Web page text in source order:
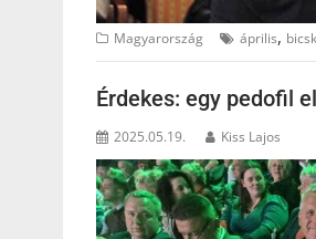
Magyarország április,
Érdekes: egy pedofil
2025.05.19. Kiss Lajos